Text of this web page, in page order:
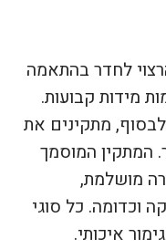
לחדר בהתאמה
מידות קבועות.
מתקינים את
המתקין המוסמך
מושלמת,
וכדומה. כל סוגי
איכותי.